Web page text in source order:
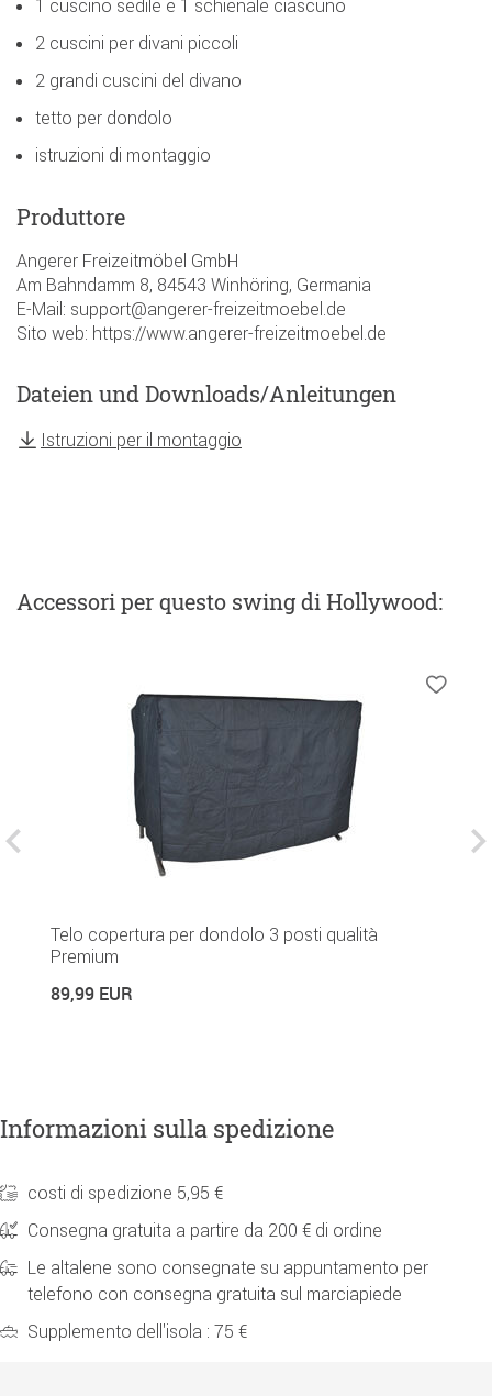
1 cuscino sedile e 1 schienale ciascuno
2 cuscini per divani piccoli
2 grandi cuscini del divano
tetto per dondolo
istruzioni di montaggio
Produttore
Angerer Freizeitmöbel GmbH
Am Bahndamm 8, 84543 Winhöring, Germania
E-Mail: support@angerer-freizeitmoebel.de
Sito web: https://www.angerer-freizeitmoebel.de
Dateien und Downloads/Anleitungen
Istruzioni per il montaggio
Accessoriper questo swing di Hollywood:
Telo copertura per dondolo 3 posti qualità
Premium
89,99 EUR
Informazioni sulla spedizione
costi di spedizione 5,95 €
Consegna gratuita a partire da 200 € di ordine
Le altalene sono consegnate su appuntamento per
telefono con consegna gratuita sul marciapiede
Supplemento dell'isola : 75 €